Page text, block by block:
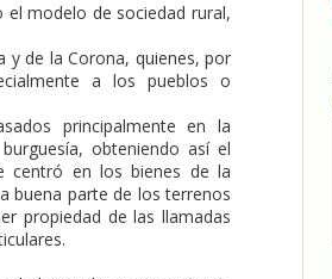
el modelo de sociedad rural,
y de la Corona, quienes, por
a los pueblos o
principalmente en la
obteniendo así el
centró en los bienes de la
buena parte de los terrenos
propiedad de las llamadas